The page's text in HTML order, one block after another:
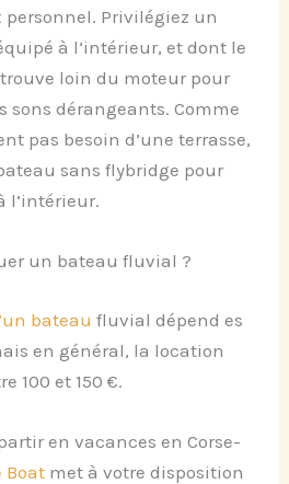
Privilégiez un
à l’intérieur, et dont le
loin du moteur pour
sons dérangeants. Comme
pas besoin d’une terrasse,
sans flybridge pour
l’intérieur.
un bateau fluvial ?
bateau fluvial dépend es
en général, la location
100 et 150 €.
en vacances en Corse-
Boat met à votre disposition